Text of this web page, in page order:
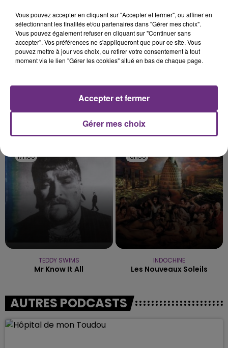
17h07
17h07
Dis-Moi Ou
17h03
17h03
Safe And Sound
17h00
17h00
TEDDY SWIMS
Mr Know It All
16h56
16h56
INDOCHINE
Les Nouveaux Soleils
AUTRES PODCASTS
Vous pouvez accepter en cliquant sur "Accepter et fermer", ou affiner en
sélectionnant les finalités et/ou partenaires dans "Gérer mes choix".
Vous pouvez également refuser en cliquant sur "Continuer sans
accepter". Vos préférences ne s'appliqueront que pour ce site. Vous
pouvez mettre à jour vos choix, ou retirer votre consentement à tout
moment via le lien "Gérer les cookies" situé en bas de chaque page.
Gérer mes choix
Accepter et fermer